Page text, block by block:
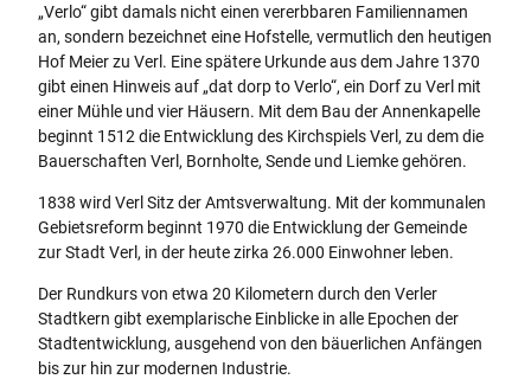
„Verlo“ gibt damals nicht einen vererbbaren Familiennamen
an, sondern bezeichnet eine Hofstelle, vermutlich den heutigen
Hof Meier zu Verl. Eine spätere Urkunde aus dem Jahre 1370
gibt einen Hinweis auf „dat dorp to Verlo“, ein Dorf zu Verl mit
einer Mühle und vier Häusern. Mit dem Bau der Annenkapelle
beginnt 1512 die Entwicklung des Kirchspiels Verl, zu dem die
Bauerschaften Verl, Bornholte, Sende und Liemke gehören.
1838 wird Verl Sitz der Amtsverwaltung. Mit der kommunalen
Gebietsreform beginnt 1970 die Entwicklung der Gemeinde
zur Stadt Verl, in der heute zirka 26.000 Einwohner leben.
Der Rundkurs von etwa 20 Kilometern durch den Verler
Stadtkern gibt exemplarische Einblicke in alle Epochen der
Stadtentwicklung, ausgehend von den bäuerlichen Anfängen
bis zur hin zur modernen Industrie.